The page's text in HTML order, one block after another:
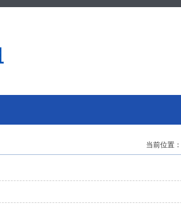
当前位置：